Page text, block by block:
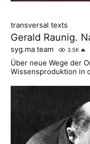
transversal texts
Gerald Raunig.
syg.ma team 3.5K 🔥
Über neue Wege der
Wissensproduktion in